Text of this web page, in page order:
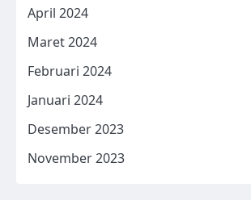
April 2024
Maret 2024
Februari 2024
Januari 2024
Desember 2023
November 2023